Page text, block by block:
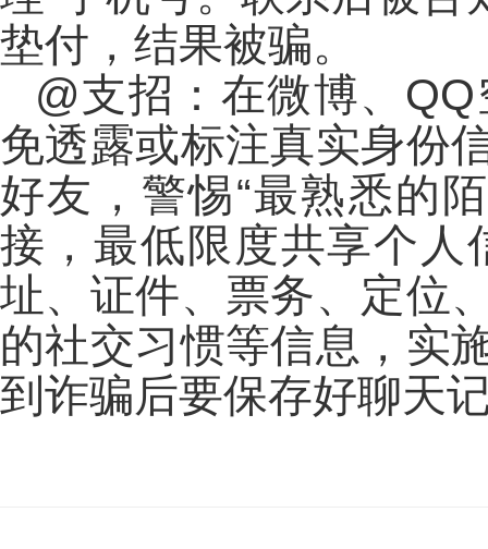
垫付，结果被骗。
@支招：在微博、
免透露或标注真实身份
好友，警惕“最熟悉的
接，最低限度共享个人
址、证件、票务、定位
的社交习惯等信息，实
到诈骗后要保存好聊天